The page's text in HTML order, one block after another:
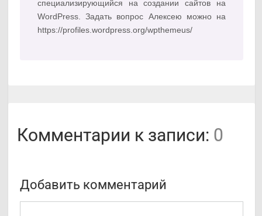
специализирующийся на создании сайтов на
WordPress. Задать вопрос Алексею можно на
https://profiles.wordpress.org/wpthemeus/
Комментарии к записи: 0
Добавить комментарий